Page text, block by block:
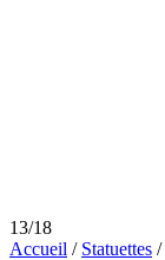
13/18
Accueil / Statuettes /